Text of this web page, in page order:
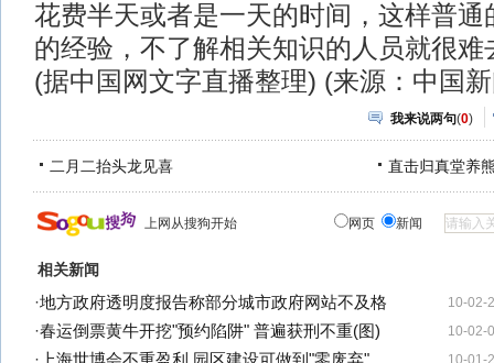
花费半天或者是一天的时间，这样普通
的经验，不了解相关知识的人员就很难
(据中国网文字直播整理) (来源：中国
我来说两句(0)
二月二抬头龙见喜 直击归真堂养
上网从搜狗开始 网页 新闻
相关新闻
10-02-
·地方政府透明度报告称部分城市政府网站不及格
10-02-
·春运倒票黄牛开挖"预约陷阱" 普遍获刑不重(图)
10-01-